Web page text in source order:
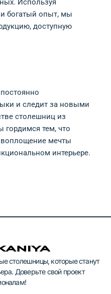
Используя
богатый опыт, мы
доступную
постоянно
и следит за новыми
столешниц из
гордимся тем, что
мечты
интерьере.
столешницы, которые станут
Доверьте свой проект